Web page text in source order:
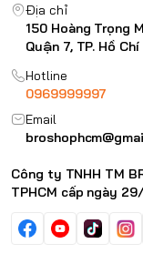
Địa chỉ
150 Hoàng Trọng
Quận 7, TP. Hồ
Hotline
0969999997
Email
Công ty TNHH TM
TPHCM cấp ngày